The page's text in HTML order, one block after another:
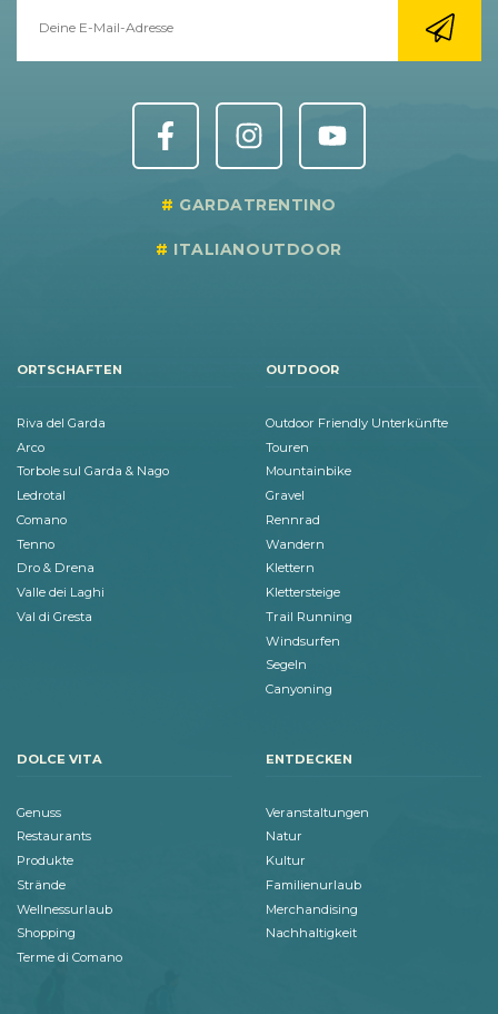
GARDATRENTINO
ITALIANOUTDOOR
ORTSCHAFTEN
Riva del Garda
Arco
Torbole sul Garda & Nago
Ledrotal
Comano
Tenno
Dro & Drena
Valle dei Laghi
Val di Gresta
OUTDOOR
Outdoor Friendly Unterkünfte
Touren
Mountainbike
Gravel
Rennrad
Wandern
Klettern
Klettersteige
Trail Running
Windsurfen
Segeln
Canyoning
DOLCE VITA
Genuss
Restaurants
Produkte
Strände
Wellnessurlaub
Shopping
Terme di Comano
ENTDECKEN
Veranstaltungen
Natur
Kultur
Familienurlaub
Merchandising
Nachhaltigkeit